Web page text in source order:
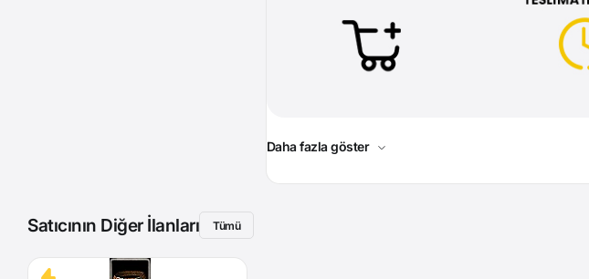
Daha fazla göster
Satıcının Diğer İlanları Tümü